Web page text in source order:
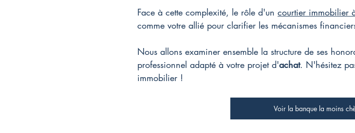
Face à cette complexité, le rôle d'un courtier immobilier
comme votre allié pour clarifier les mécanismes
Nous allons examiner ensemble la structure de ses
professionnel adapté à votre projet d'achat. N'hésitez
immobilier !
Voir la banque la moins